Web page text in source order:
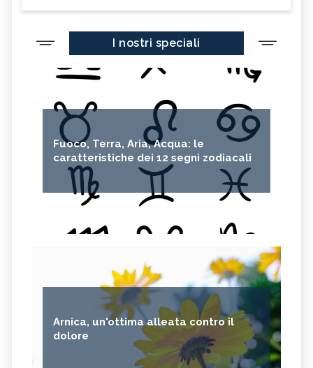
I nostri speciali
Fuoco, Terra, Aria, Acqua: le
caratteristiche dei 12 segni zodiacali
Arnica, un'ottima alleata contro il
dolore